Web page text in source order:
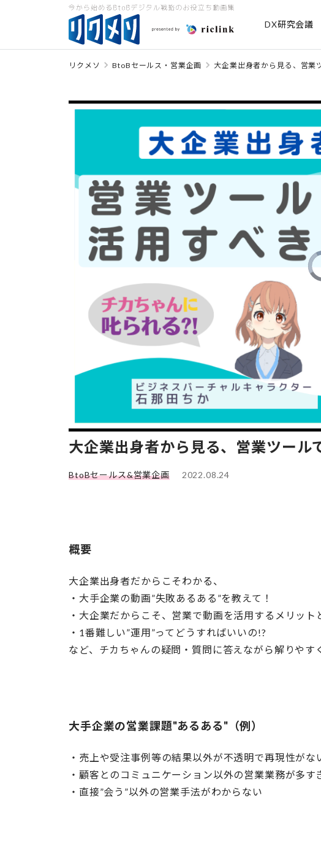
DX研究会議
リクメソ BtoBセールス・営業企画 大企業出身者から見る、営業
大企業出身者から見る、営業ツール
BtoBセールス&営業企画 2022.08.24
概要
大企業出身者だからこそわかる、
・大手企業の動画”失敗あるある”を教えて！
・大企業だからこそ、営業で動画を活用するメリット
・1番難しい”運用”ってどうすればいいの!?
など、チカちゃんの疑問・質問に答えながら解りやす
大手企業の営業課題"あるある"（例）
・売上や受注事例等の結果以外が不透明で再現性がな
・顧客とのコミュニケーション以外の営業業務が多す
・直接”会う”以外の営業手法がわからない